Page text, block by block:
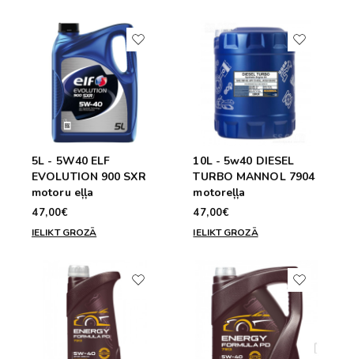
5L - 5W40 ELF
EVOLUTION 900 SXR
motoru eļļa
47,00€
IELIKT GROZĀ
10L - 5w40 DIESEL
TURBO MANNOL 7904
motoreļļa
47,00€
IELIKT GROZĀ